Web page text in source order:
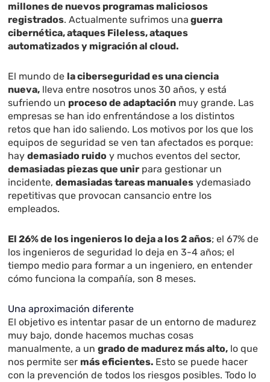
millones de nuevos programas maliciosos
registrados. Actualmente sufrimos una guerra
cibernética, ataques Fileless, ataques
automatizados y migración al cloud.
El mundo de la ciberseguridad es una ciencia
nueva, lleva entre nosotros unos 30 años, y está
sufriendo un proceso de adaptación muy grande. Las
empresas se han ido enfrentándose a los distintos
retos que han ido saliendo. Los motivos por los que los
equipos de seguridad se ven tan afectados es porque:
haydemasiado ruido y muchos eventos del sector,
demasiadas piezas que unir para gestionar un
incidente,demasiadas tareas manuales ydemasiado
repetitivas que provocan cansancio entre los
empleados.
El 26% de los ingenieros lo deja a los 2 años; el 67% de
los ingenieros de seguridad lo deja en 3-4 años; el
tiempo medio para formar a un ingeniero, en entender
cómo funciona la compañía, son 8 meses.
Una aproximación diferente
El objetivo es intentar pasar de un entorno de madurez
muy bajo, donde hacemos muchas cosas
manualmente, a ungrado de madurez más alto, lo que
nos permite ser más eficientes. Esto se puede hacer
con la prevención de todos los riesgos posibles. Todo lo